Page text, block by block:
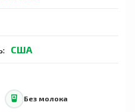
США
Без молока